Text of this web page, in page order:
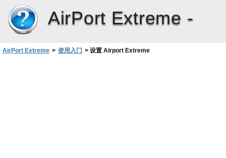
AirPort Extreme -
AirPort Extreme > 使用入门 > 设置 Airport Extreme